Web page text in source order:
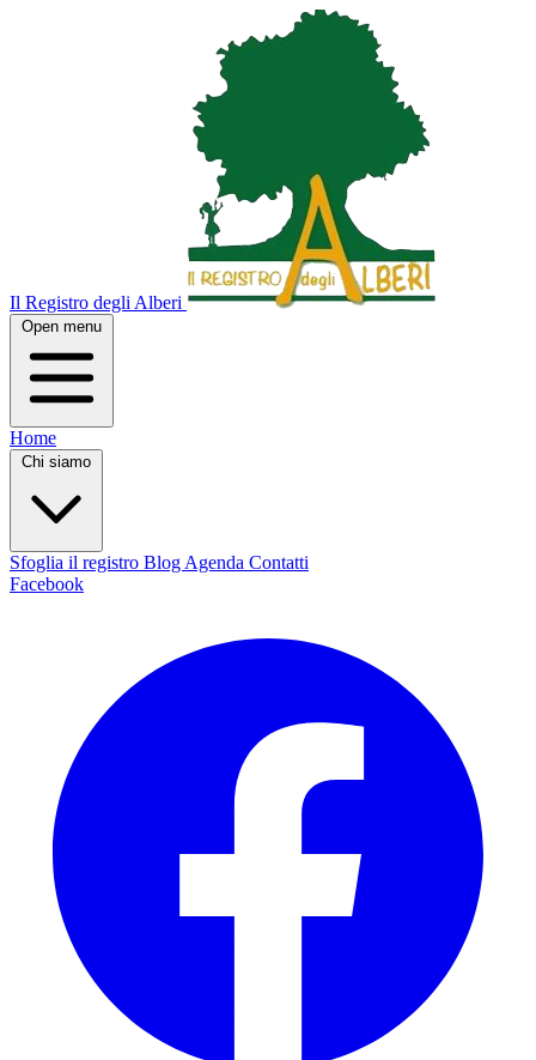
Il Registro degli Alberi
Open menu
Home
Chi siamo
Sfoglia il registro Blog Agenda Contatti
Facebook